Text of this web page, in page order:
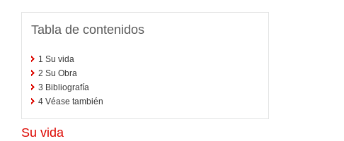
Tabla de contenidos
1 Su vida
2 Su Obra
3 Bibliografía
4 Véase también
Su vida